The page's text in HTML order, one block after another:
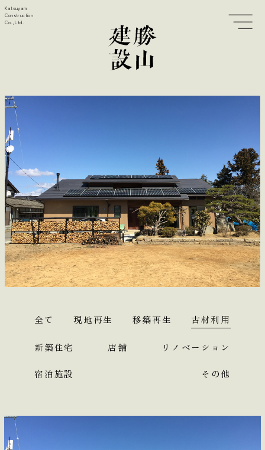
Katsuyam
Construction
Co., Ltd.
生活紹介
暮らし方研究所
会社情報
全て 現地再生 移築再生 古材利用
新築住宅 店舗 リノベーション
宿泊施設 その他